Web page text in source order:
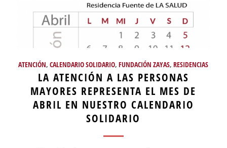
ATENCIÓN,CALENDARIO SOLIDARIO,FUNDACIÓN ZAYAS,RESIDENCIAS
LA ATENCIÓN A LAS PERSONAS
MAYORES REPRESENTA EL MES DE
ABRIL EN NUESTRO CALENDARIO
SOLIDARIO